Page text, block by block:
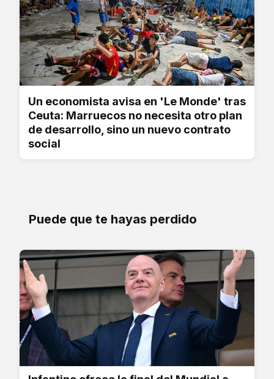
Un economista avisa en 'Le Monde' tras
Ceuta: Marruecos no necesita otro plan
de desarrollo, sino un nuevo contrato
social
Puede que te hayas perdido